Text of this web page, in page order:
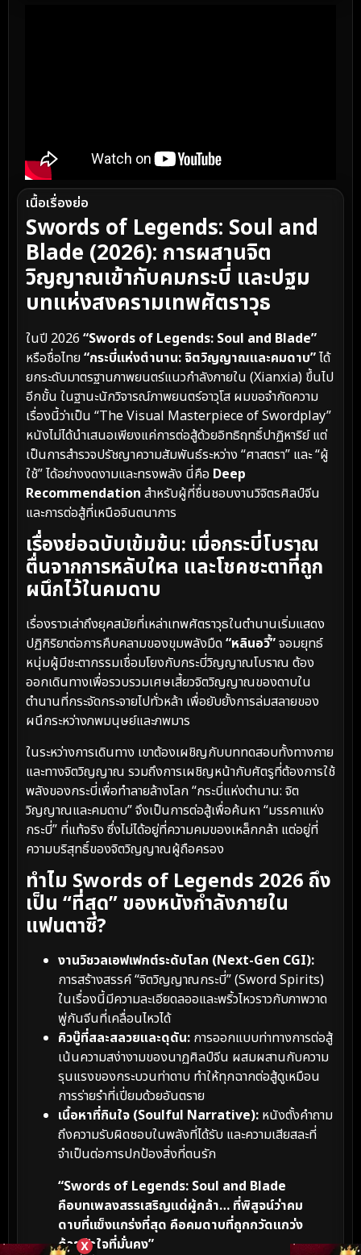
X
เนื้อเรื่องย่อ
Swords of Legends: Soul and
Blade (2026): การผสานจิต
วิญญาณเข้ากับคมกระบี่ และปฐม
บทแห่งสงครามเทพศัตราวุธ
ในปี 2026 “Swords of Legends: Soul and Blade”
หรือชื่อไทย“กระบี่แห่งตำนาน: จิตวิญญาณและคมดาบ”ได้
ยกระดับมาตรฐานภาพยนตร์แนวกำลังภายใน (Xianxia) ขึ้นไป
อีกขั้น ในฐานะนักวิจารณ์ภาพยนตร์อาวุโส ผมขอจำกัดความ
เรื่องนี้ว่าเป็น “The Visual Masterpiece of Swordplay”
หนังไม่ได้นำเสนอเพียงแค่การต่อสู้ด้วยอิทธิฤทธิ์ปาฏิหาริย์ แต่
เป็นการสำรวจปรัชญาความสัมพันธ์ระหว่าง “ศาสตรา” และ “ผู้
ใช้” ได้อย่างงดงามและทรงพลัง นี่คือ Deep
Recommendation สำหรับผู้ที่ชื่นชอบงานวิจิตรศิลป์จีน
และการต่อสู้ที่เหนือจินตนาการ
เรื่องย่อฉบับเข้มข้น: เมื่อกระบี่โบราณ
ตื่นจากการหลับใหล และโชคชะตาที่ถูก
ผนึกไว้ในคมดาบ
เรื่องราวเล่าถึงยุคสมัยที่เหล่าเทพศัตราวุธในตำนานเริ่มแสดง
ปฏิกิริยาต่อการคืบคลามของขุมพลังมืด“หลินอวี้”จอมยุทธ์
หนุ่มผู้มีชะตากรรมเชื่อมโยงกับกระบี่วิญญาณโบราณ ต้อง
ออกเดินทางเพื่อรวบรวมเศษเสี้ยวจิตวิญญาณของดาบใน
ตำนานที่กระจัดกระจายไปทั่วหล้า เพื่อยับยั้งการล่มสลายของ
ผนึกระหว่างภพมนุษย์และภพมาร
ในระหว่างการเดินทาง เขาต้องเผชิญกับบททดสอบทั้งทางกาย
และทางจิตวิญญาณ รวมถึงการเผชิญหน้ากับศัตรูที่ต้องการใช้
พลังของกระบี่เพื่อทำลายล้างโลก “กระบี่แห่งตำนาน: จิต
วิญญาณและคมดาบ” จึงเป็นการต่อสู้เพื่อค้นหา “มรรคาแห่ง
กระบี่” ที่แท้จริง ซึ่งไม่ได้อยู่ที่ความคมของเหล็กกล้า แต่อยู่ที่
ความบริสุทธิ์ของจิตวิญญาณผู้ถือครอง
ทำไม Swords of Legends 2026 ถึง
เป็น “ที่สุด” ของหนังกำลังภายใน
แฟนตาซี?
งานวิชวลเอฟเฟกต์ระดับโลก (Next-Gen CGI):
การสร้างสรรค์ “จิตวิญญาณกระบี่” (Sword Spirits)
ในเรื่องนี้มีความละเอียดลออและพริ้วไหวราวกับภาพวาด
พู่กันจีนที่เคลื่อนไหวได้
คิวบู๊ที่สละสลวยและดุดัน: การออกแบบท่าทางการต่อสู้
เน้นความสง่างามของนาฏศิลป์จีน ผสมผสานกับความ
รุนแรงของกระบวนท่าดาบ ทำให้ทุกฉากต่อสู้ดูเหมือน
การร่ายรำที่เปี่ยมด้วยอันตราย
เนื้อหาที่กินใจ (Soulful Narrative): หนังตั้งคำถาม
ถึงความรับผิดชอบในพลังที่ได้รับ และความเสียสละที่
จำเป็นต่อการปกป้องสิ่งที่ตนรัก
“Swords of Legends: Soul and Blade
คือบทเพลงสรรเสริญแด่ผู้กล้า… ที่พิสูจน์ว่าคม
ดาบที่แข็งแกร่งที่สุด คือคมดาบที่ถูกกวัดแกว่ง
ด้วยหัวใจที่มั่นคง”